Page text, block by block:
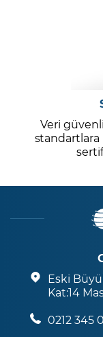
Veri
standartlara
Eski
Kat:14
0212 345